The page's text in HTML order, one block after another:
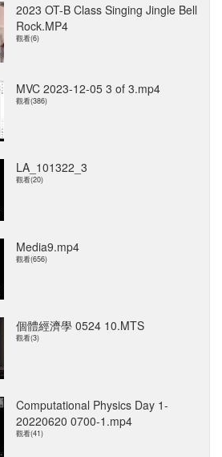
2023 OT-B Class Singing Jingle Bell
Rock.MP4
觀看(6)
MVC 2023-12-05 3 of 3.mp4
觀看(386)
LA_101322_3
觀看(20)
Media9.mp4
觀看(656)
個體經濟學 0524 10.MTS
觀看(3)
Computational Physics Day 1-
20220620 0700-1.mp4
觀看(41)